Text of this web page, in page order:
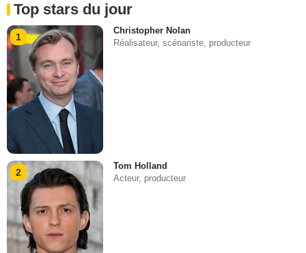
Top stars du jour
1
Christopher Nolan
Réalisateur, scénariste, producteur
2
Tom Holland
Acteur, producteur